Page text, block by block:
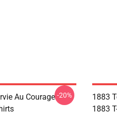
Au Courage -20%
1883
1883